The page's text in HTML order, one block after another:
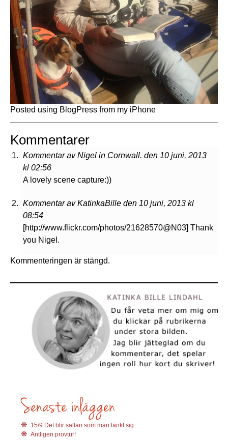
Posted using BlogPress from my iPhone
Kommentarer
Kommentar av Nigel in Cornwall. den 10 juni, 2013
kl 02:56
A lovely scene capture:))
Kommentar av KatinkaBille den 10 juni, 2013 kl
08:54
[http://www.flickr.com/photos/21628570@N03] Thank
you Nigel.
Kommenteringen är stängd.
15/9 Det blir sällan som man tänkt sig.
Äntligen provtur!